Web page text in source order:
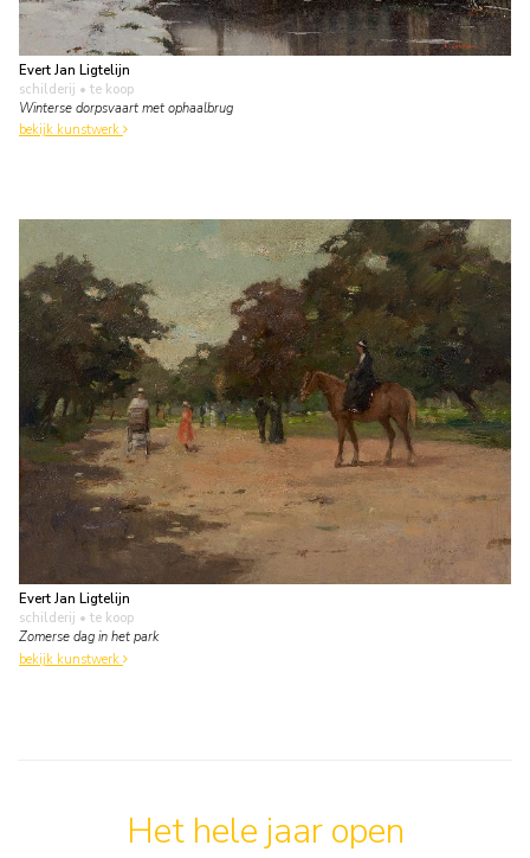
Evert Jan Ligtelijn
schilderij • te koop
Winterse dorpsvaart met ophaalbrug
bekijk kunstwerk
Evert Jan Ligtelijn
schilderij • te koop
Zomerse dag in het park
bekijk kunstwerk
Het hele jaar open